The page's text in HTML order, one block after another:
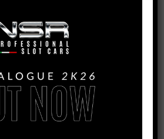
BENETTON #22